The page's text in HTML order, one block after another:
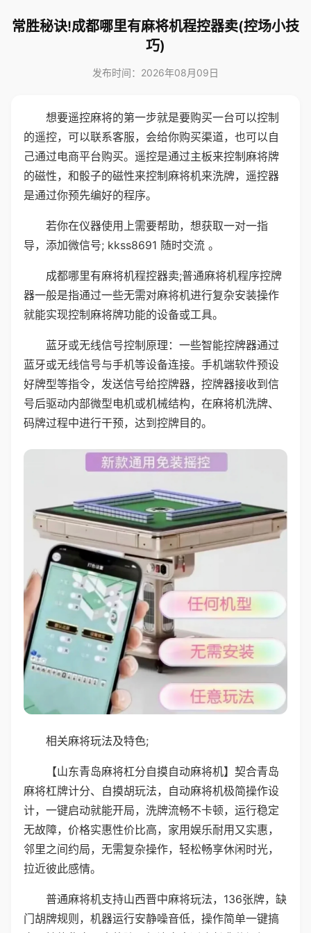
常胜秘诀!成都哪里有麻将机程控器卖(控场小技
巧)
发布时间：2026年08月09日
想要遥控麻将的第一步就是要购买一台可以控制
的遥控，可以联系客服，会给你购买渠道，也可以自
己通过电商平台购买。遥控是通过主板来控制麻将牌
的磁性，和骰子的磁性来控制麻将机来洗牌，遥控器
是通过你预先编好的程序。
若你在仪器使用上需要帮助，想获取一对一指
导，添加微信号; kkss8691 随时交流 。
成都哪里有麻将机程控器卖;普通麻将机程序控牌
器一般是指通过一些无需对麻将机进行复杂安装操作
就能实现控制麻将牌功能的设备或工具。
蓝牙或无线信号控制原理：一些智能控牌器通过
蓝牙或无线信号与手机等设备连接。手机端软件预设
好牌型等指令，发送信号给控牌器，控牌器接收到信
号后驱动内部微型电机或机械结构，在麻将机洗牌、
码牌过程中进行干预，达到控牌目的。
相关麻将玩法及特色;
【山东青岛麻将杠分自摸自动麻将机】契合青岛
麻将杠牌计分、自摸胡玩法，自动麻将机极简操作设
计，一键启动就能开局，洗牌流畅不卡顿，运行稳定
无故障，价格实惠性价比高，家用娱乐耐用又实惠，
邻里之间约局，无需复杂操作，轻松畅享休闲时光，
拉近彼此感情。
普通麻将机支持山西晋中麻将玩法，136张牌，缺
门胡牌规则，机器运行安静噪音低，操作简单一键搞